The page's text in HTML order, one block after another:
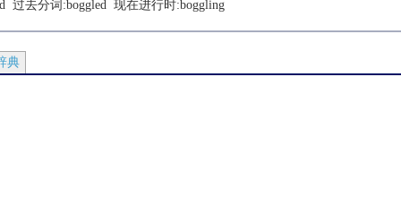
过去分词:boggled 现在进行时:boggling
典